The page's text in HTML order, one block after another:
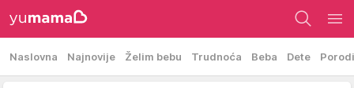
Naslovna Najnovije Želim bebu Trudnoća Beba Dete